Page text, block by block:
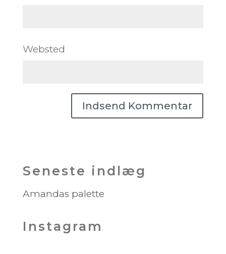
Websted
Seneste indlæg
Amandas palette
Instagram